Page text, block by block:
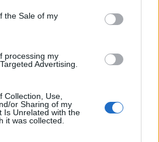
the Sale of my
processing my
Advertising.
Collection, Use,
or Sharing of my
Is Unrelated with the
it was collected.
e fa in modo che tutti
metafora, il nazismo male
senza distinzioni, senza
moderno Hitler lo
da Marx.
nella propaganda
povero di contenuti e di
andar bene per i liceali